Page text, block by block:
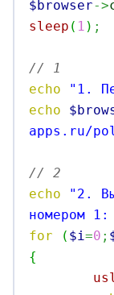
$browser->
sleep ( 1 ) ;
// 1
echo
"1.
echo
apps.ru/
// 2
echo
"2.
номером
for
( $i=0 ;
{